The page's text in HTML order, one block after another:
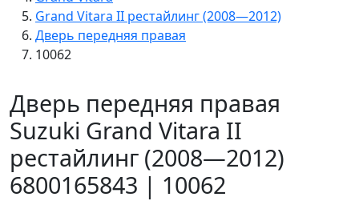
Grand Vitara II рестайлинг (2008—2012)
Дверь передняя правая
10062
Дверь передняя правая
Suzuki Grand Vitara II
рестайлинг (2008—2012)
6800165843 | 10062